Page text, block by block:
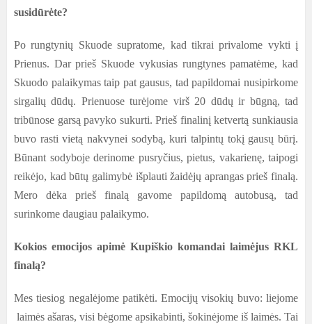
susidūrėte?
Po rungtynių Skuode supratome, kad tikrai privalome vykti į
Prienus. Dar prieš Skuode vykusias rungtynes pamatėme, kad
Skuodo palaikymas taip pat gausus, tad papildomai nusipirkome
sirgalių dūdų. Prienuose turėjome virš 20 dūdų ir būgną, tad
tribūnose garsą pavyko sukurti. Prieš finalinį ketvertą sunkiausia
buvo rasti vietą nakvynei sodybą, kuri talpintų tokį gausų būrį.
Būnant sodyboje derinome pusryčius, pietus, vakarienę, taipogi
reikėjo, kad būtų galimybė išplauti žaidėjų aprangas prieš finalą.
Mero dėka prieš finalą gavome papildomą autobusą, tad
surinkome daugiau palaikymo.
Kokios emocijos apimė Kupiškio komandai laimėjus RKL
finalą?
Mes tiesiog negalėjome patikėti. Emocijų visokių buvo: liejome
laimės ašaras, visi bėgome apsikabinti, šokinėjome iš laimės. Tai